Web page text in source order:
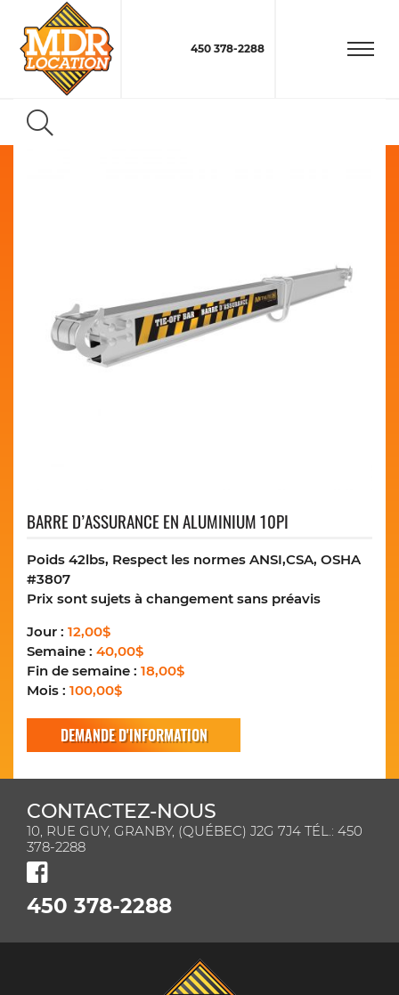
450 378-2288
BARRE D’ASSURANCE EN ALUMINIUM 10PI
Poids 42lbs, Respect les normes ANSI,CSA, OSHA
#3807
Prix sont sujets à changement sans préavis
Jour : 12,00$
Semaine : 40,00$
Fin de semaine : 18,00$
Mois : 100,00$
DEMANDE D'INFORMATION
CONTACTEZ-NOUS
10, RUE GUY, GRANBY, (QUÉBEC) J2G 7J4 TÉL.: 450
378-2288
450 378-2288